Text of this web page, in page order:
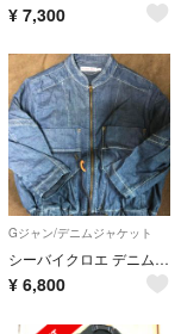
¥ 7,300
Gジャン/デニムジャケット
シーバイクロエ デニムジャケット
¥ 6,800